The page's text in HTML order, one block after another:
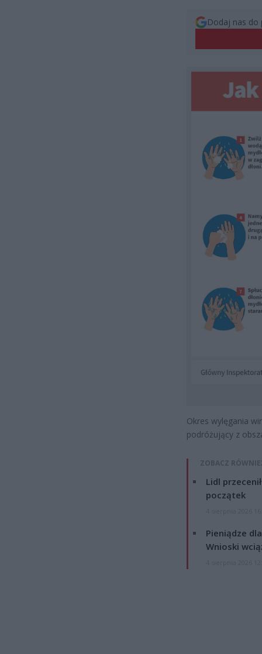
Dodaj nas do
Okres wylęgania
podróżujący z
ZOBACZ
Lidl
początek
Pieniądze
Wnioski